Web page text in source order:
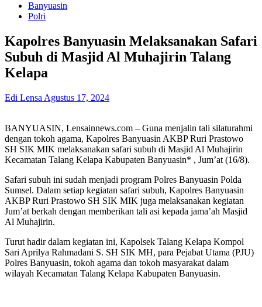
Banyuasin
Polri
Kapolres Banyuasin Melaksanakan Safari
Subuh di Masjid Al Muhajirin Talang
Kelapa
Edi Lensa Agustus 17, 2024
BANYUASIN, Lensainnews.com – Guna menjalin tali silaturahmi
dengan tokoh agama, Kapolres Banyuasin AKBP Ruri Prastowo
SH SIK MIK melaksanakan safari subuh di Masjid Al Muhajirin
Kecamatan Talang Kelapa Kabupaten Banyuasin* , Jum’at (16/8).
Safari subuh ini sudah menjadi program Polres Banyuasin Polda
Sumsel. Dalam setiap kegiatan safari subuh, Kapolres Banyuasin
AKBP Ruri Prastowo SH SIK MIK juga melaksanakan kegiatan
Jum’at berkah dengan memberikan tali asi kepada jama’ah Masjid
Al Muhajirin.
Turut hadir dalam kegiatan ini, Kapolsek Talang Kelapa Kompol
Sari Aprilya Rahmadani S. SH SIK MH, para Pejabat Utama (PJU)
Polres Banyuasin, tokoh agama dan tokoh masyarakat dalam
wilayah Kecamatan Talang Kelapa Kabupaten Banyuasin.